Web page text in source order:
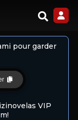
pour garder
VIP